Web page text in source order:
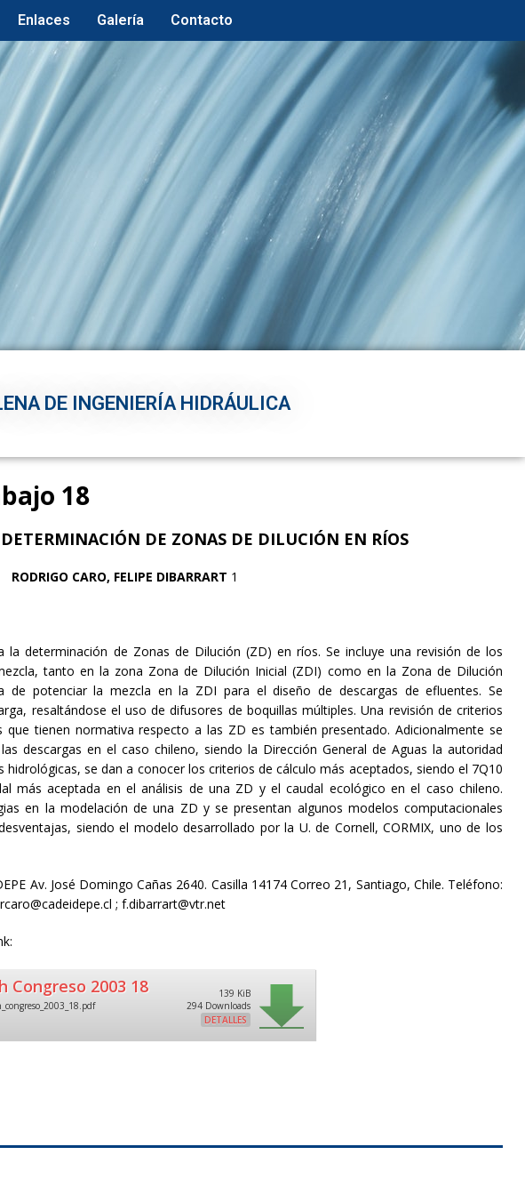
Enlaces Galería Contacto
DE INGENIERÍA HIDRÁULICA
18
DE ZONAS DE DILUCIÓN EN RÍOS
RODRIGO CARO, FELIPE DIBARRART 1
la determinación de Zonas de Dilución (ZD) en ríos. Se incluye una revisión de los
tanto en la zona Zona de Dilución Inicial (ZDI) como en la Zona de Dilución
de potenciar la mezcla en la ZDI para el diseño de descargas de efluentes. Se
resaltándose el uso de difusores de boquillas múltiples. Una revisión de criterios
que tienen normativa respecto a las ZD es también presentado. Adicionalmente se
descargas en el caso chileno, siendo la Dirección General de Aguas la autoridad
se dan a conocer los criterios de cálculo más aceptados, siendo el 7Q10
más aceptada en el análisis de una ZD y el caudal ecológico en el caso chileno.
en la modelación de una ZD y se presentan algunos modelos computacionales
siendo el modelo desarrollado por la U. de Cornell, CORMIX, uno de los
Av. José Domingo Cañas 2640. Casilla 14174 Correo 21, Santiago, Chile. Teléfono:
; f.dibarrart@vtr.net
Congreso 2003 18
139 KiB
294 Downloads
DETALLES